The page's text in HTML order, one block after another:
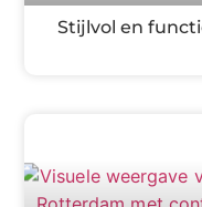
Stijlvol en